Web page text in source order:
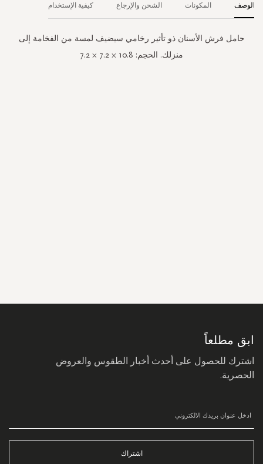
الوصف
حامل فرش الأسنان ذو تأثير رخامي سيضيف لمسة من الفخامة إلى
منزلك. الحجم: 10.8 × 7.2 × 7.2
المكونات الشحن والإرجاع كيفية الإستخدام
ابق مطلعاً
اشترك للحصول على أحدث أخبار الطقوس والعروض
الحصرية.
اشتراك